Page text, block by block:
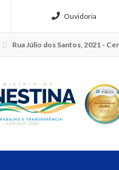
Ouvidoria
Rua Júlio dos Santos, 2021 -